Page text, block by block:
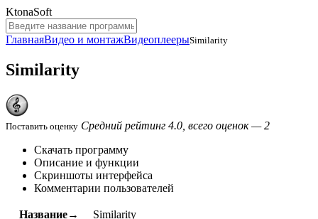
KtonaSoft
ГлавнаяВидео и монтажВидеоплеерыSimilarity
Similarity
Поставить оценку Средний рейтинг 4.0, всего оценок — 2
Скачать программу
Описание и функции
Скриншоты интерфейса
Комментарии пользователей
Название→
Similarity